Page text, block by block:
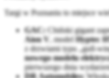
Targi w Poznaniu to miejsce
GAC:Chiński gigant
Aion V , model Hyptec
z drzwiami typu „gull-
nowego modelu
pierwszego dnia
DR Automobiles: